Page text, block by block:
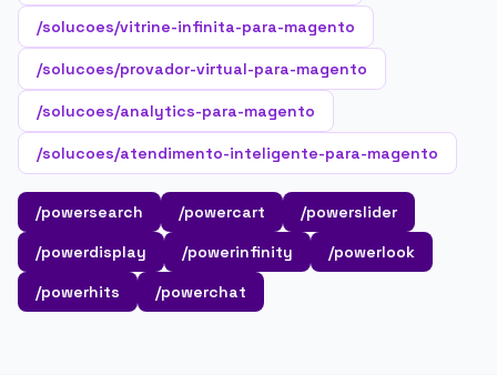
/solucoes/vitrine-infinita-para-magento
/solucoes/provador-virtual-para-magento
/solucoes/analytics-para-magento
/solucoes/atendimento-inteligente-para-magento
/powersearch /powercart
/powerslider
/powerdisplay
/powerinfinity
/powerlook
/powerhits
/powerchat